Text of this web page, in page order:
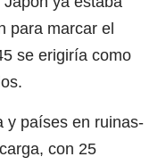
para marcar el
se erigiría como
y países en ruinas-
con 25